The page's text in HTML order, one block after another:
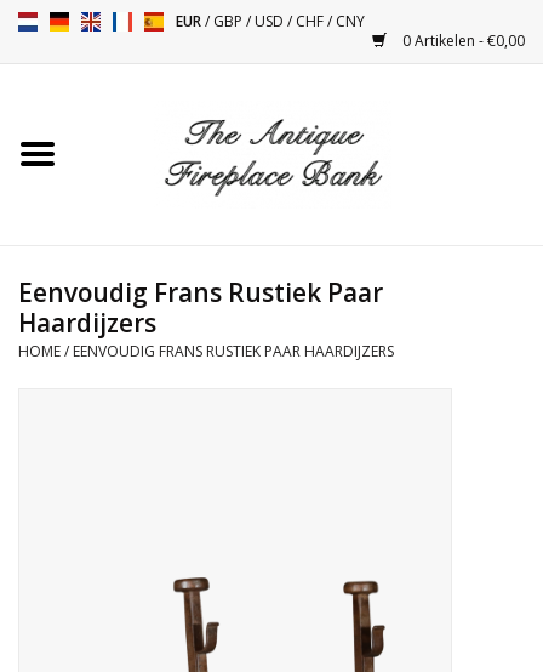
EUR/GBP /USD /CHF/CNY
0 Artikelen - €0,00
Toebehoren
Kacheltjes
Decoratieve Outdoor
Eenvoudig Frans Rustiek Paar
Haardijzers
HOME/ EENVOUDIG FRANS RUSTIEK PAAR HAARDIJZERS